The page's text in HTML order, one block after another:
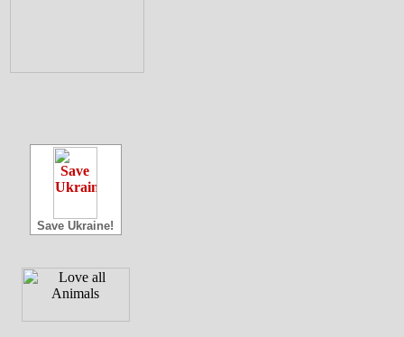
Save Ukraine!